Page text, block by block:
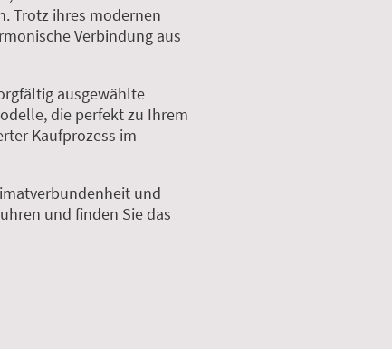
Trotz ihres modernen
Verbindung aus
ausgewählte
die perfekt zu Ihrem
Kaufprozess im
und
und finden Sie das